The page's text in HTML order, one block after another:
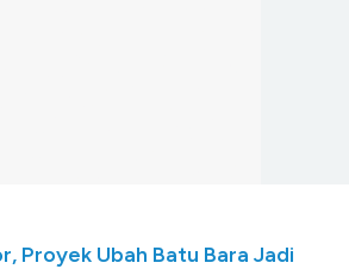
Proyek Ubah Batu Bara Jadi